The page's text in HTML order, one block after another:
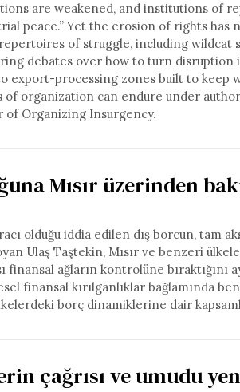
are weakened, and institutions of
peace.” Yet the erosion of rights has
of struggle, including wildcat
debates over how to turn
processing zones built to keep
of organization can endure under
of Organizing Insurgency.
Mısır üzerinden
olduğu iddia edilen dış borcun, tam
Ulaş Taştekin, Mısır ve benzeri
finansal ağların kontrolüne bıraktığını
finansal kırılganlıklar bağlamında
borç dinamiklerine dair
çağrısı ve umudu